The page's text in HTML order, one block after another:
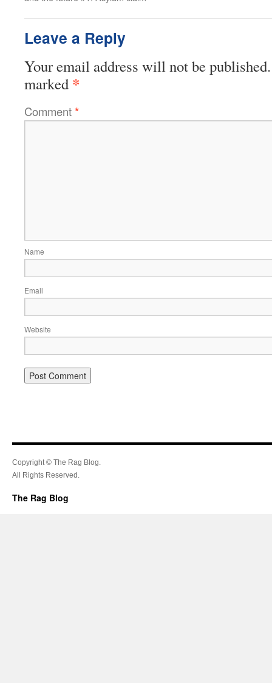
Leave a Reply
Your email address will not be published.
marked *
Comment*
Name
Email
Website
Copyright © The Rag Blog.
All Rights Reserved.
The Rag Blog